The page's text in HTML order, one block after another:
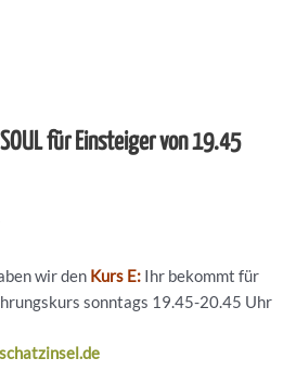
SOUL für Einsteiger von 19.45
wir den Kurs E: Ihr bekommt für
sonntags 19.45-20.45 Uhr